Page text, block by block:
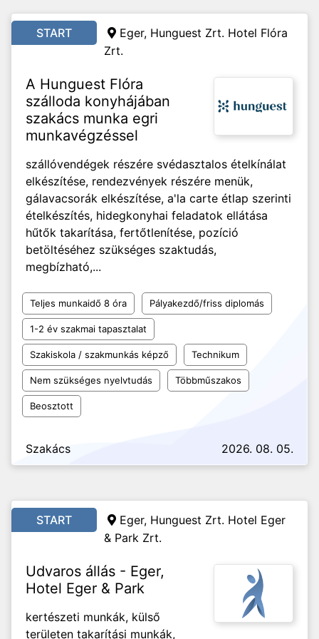
START
Eger, Hunguest Zrt. Hotel Flóra
Zrt.
A Hunguest Flóra
szálloda konyhájában
szakács munka egri
munkavégzéssel
szállóvendégek részére svédasztalos ételkínálat
elkészítése, rendezvények részére menük,
gálavacsorák elkészítése, a'la carte étlap szerinti
ételkészítés, hidegkonyhai feladatok ellátása
hűtők takarítása, fertőtlenítése, pozíció
betöltéséhez szükséges szaktudás,
megbízható,...
Teljes munkaidő 8 óra Pályakezdő/friss diplomás
1-2 év szakmai tapasztalat
Szakiskola / szakmunkás képző Technikum
Nem szükséges nyelvtudás Többműszakos
Beosztott
Szakács 2026. 08. 05.
START
Eger, Hunguest Zrt. Hotel Eger
& Park Zrt.
Udvaros állás - Eger,
Hotel Eger & Park
kertészeti munkák, külső
területen takarítási munkák,